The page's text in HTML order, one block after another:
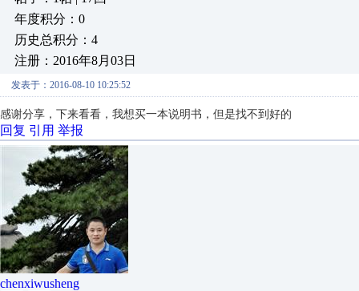
年度积分：0
历史总积分：4
注册：2016年8月03日
发表于：2016-08-10 10:25:52
感谢分享，下来看看，我想买一本说明书，但是找不到好的
回复 引用 举报
chenxiwusheng